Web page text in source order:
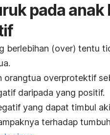
pada
berlebihan (over) tentu
orangtua overprotektif
daripada yang positif.
yang dapat timbul
terhadap